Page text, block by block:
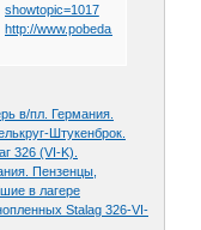
showtopic=1017
http://www.pobeda1945.su/
в/пл. Германия.
Штукенброк.
326 (VI-K).
Пензенцы,
в лагере
Stalag 326-VI-